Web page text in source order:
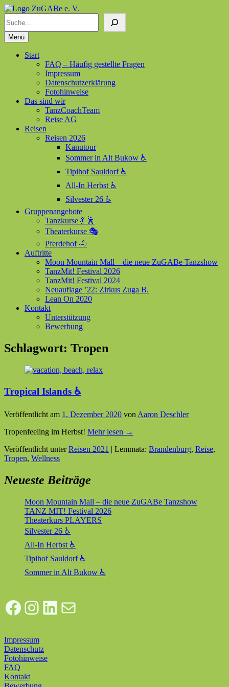
ZuGABe e. V.
Zusammen geht alles besser
Menü
Start
FAQ – Häufig gestellte Fragen
Impressum
Datenschutzerklärung
Fotohinweise
Das sind wir
TanzCoachTeam
Reise AG
Reisen
Reisen 2026
Kanutour
Sommer in Alt Bukow ♿
Tipihof Sauldorf ♿
All-In Herbst ♿
Silvester 26 ♿
Gruppenangebote
Tanzkurse 💃 🕺
Theaterkurse 🎭
Pferdehof 🐴
Auftritte
Moon Mountain Mall – die neue ZuGABe Tanzshow
TanzMit! Festival 2026
TanzMit! Festival 2024
Neuauflage ’22: Zirkus Zuga B.
Lean On 2020
Kontakt
Unterstützung
Bewerbung
Schlagwort: Tropen
Tropical Islands ♿
Veröffentlicht am 1. Dezember 2020 von Aaron Deschler
Tropenfeeling im Herbst! Mehr lesen →
Veröffentlicht unterReisen 2021 | Lemmata: Brandenburg, Reise,
Tropen, Wellness
Neueste Beiträge
Moon Mountain Mall – die neue ZuGABe Tanzshow
TANZ MIT! Festival 2026
Theaterkurs PLAYERS
Silvester 26 ♿
All-In Herbst ♿
Tipihof Sauldorf ♿
Sommer in Alt Bukow ♿
Facebook
Instagram
LinkedIn
E-Mail
Impressum
Datenschutz
Fotohinweise
FAQ
Kontakt